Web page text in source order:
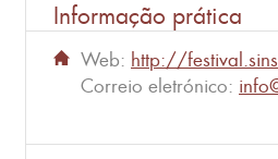
Informação prática
Web: http://
Correio eletrónico: